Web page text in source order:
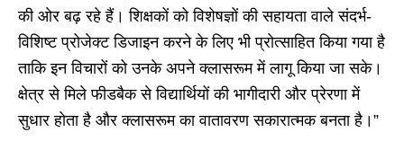
की ओर बढ़ रहे हैं। शिक्षकों को विशेषज्ञों की सहायता वाले संदर्भ-
विशिष्ट प्रोजेक्ट डिजाइन करने के लिए भी प्रोत्साहित किया गया है
ताकि इन विचारों को उनके अपने क्लासरूम में लागू किया जा सके।
क्षेत्र से मिले फीडबैक से विद्यार्थियों की भागीदारी और प्रेरणा में
सुधार होता है और क्लासरूम का वातावरण सकारात्मक बनता है।”